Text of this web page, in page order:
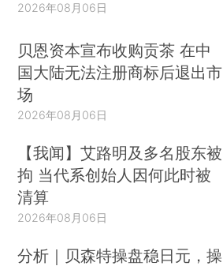
2026年08月06日
贝恩资本宣布收购贡茶 在中
国大陆无法注册商标后退出市
场
2026年08月06日
【我闻】艾路明及多名股东被
拘 当代系创始人因何此时被
清算
2026年08月06日
分析｜贝森特操盘稳日元，操